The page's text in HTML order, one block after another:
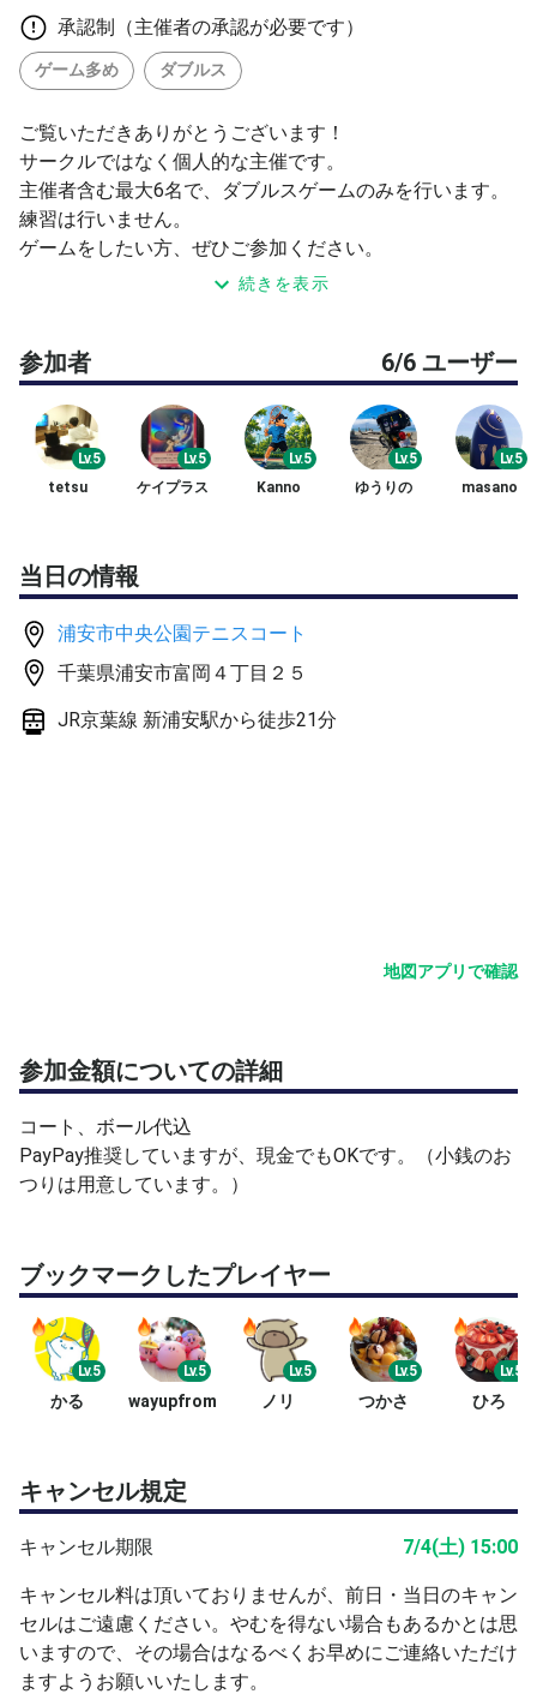
承認制（主催者の承認が必要です）
ゲーム多め ダブルス
ご覧いただきありがとうございます！
サークルではなく個人的な主催です。
主催者含む最大6名で、ダブルスゲームのみを行います。
練習は行いません。
ゲームをしたい方、ぜひご参加ください。
◆募集レベル◆
Level5中級 〜 Level7上級
※年齢・性別・国籍制限ありません。
もらい、すぐにゲームに入ります。
ゲームはテニスベアの対戦表で行っていきます。（4ゲー
ム消化、アドバンテージなし1本勝負、2ゲームでコート
チェンジ）
◆集合場所・時間◆
当日10分前くらいまでにチャットでコート番号をお知ら
つりは用意しています。）
・すぐにゲームに入りますので、ケガの無いよう、アップ
を充分に済ませておいてください。
・主催者の仕事の都合、参加者全体のバランスの関係等
クティビティ非公開の方（過去にご参加いただいたことの
ある方は除く）も承認・否認の連絡が遅れる場合がありま
す。
・申請が重複した場合は、アクティビティ等公開の方を優
先させていただく場合があります。
・いろいろな方がいらっしゃるので、レベル差、テニスス
・水分補給、休憩等は遠慮なく各自で適宜お願いいたしま
す。
・コロナ対策はご自身でお願いいたします。
す。Youtube限定公開で共有いたします。
・スポーツ保険等には加入しておりませんので、物損、怪
我、事故、貴重品紛失等は自己責任でお願いいたします。
続きを表示
参加者 6/6 ユーザー
Lv.5
tetsu
Lv.5
ケイプラス
Lv.5
Kanno
Lv.5
ゆうりの
Lv.5
masano
当日の情報
浦安市中央公園テニスコート
千葉県浦安市富岡４丁目２５
JR京葉線 新浦安駅から徒歩21分
地図アプリで確認
参加金額についての詳細
コート、ボール代込
PayPay推奨していますが、現金でもOKです。（小銭のお
つりは用意しています。）
ブックマークしたプレイヤー
Lv.5
かる
Lv.5
wayupfrom
Lv.5
ノリ
Lv.5
つかさ
Lv.5
ひろ
キャンセル規定
キャンセル期限 7/4(土) 15:00
キャンセル料は頂いておりませんが、前日・当日のキャン
セルはご遠慮ください。やむを得ない場合もあるかとは思
いますので、その場合はなるべくお早めにご連絡いただけ
ますようお願いいたします。